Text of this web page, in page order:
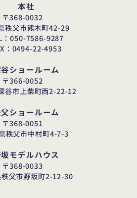
本社
〒368-0032
秩父市熊木町42-29
：050-7586-9287
：0494-22-4953
ショールーム
〒366-0052
谷市上柴町西2-22-12
ショールーム
〒368-0051
秩父市中村町4-7-3
モデルハウス
〒368-0033
父市野坂町2-12-30